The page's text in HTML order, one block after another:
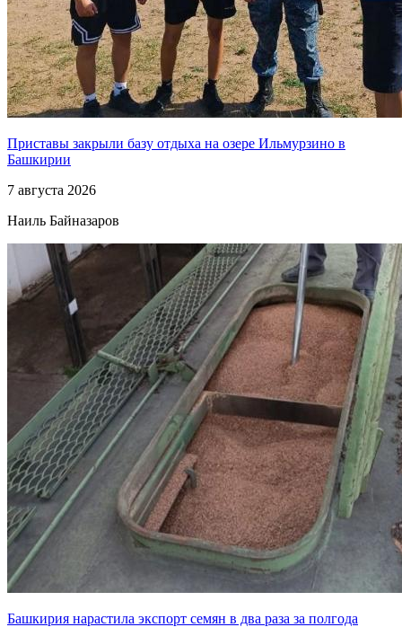
Приставы закрыли базу отдыха на озере Ильмурзино в
Башкирии
7 августа 2026
Наиль Байназаров
Башкирия нарастила экспорт семян в два раза за полгода